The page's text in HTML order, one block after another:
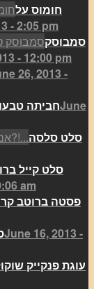
חומוס על
- 2:05 pm
סמבוסק
- 12:00 pm
26, 2013 -
חביתהJune
סלט סלסה
סלט קייל
am
פסטה ברוטב
June 16, 2013 -
עוגת פנקייק